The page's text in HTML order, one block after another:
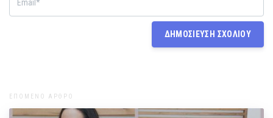
ΕΠΟΜΕΝΟ ΑΡΘΡΟ